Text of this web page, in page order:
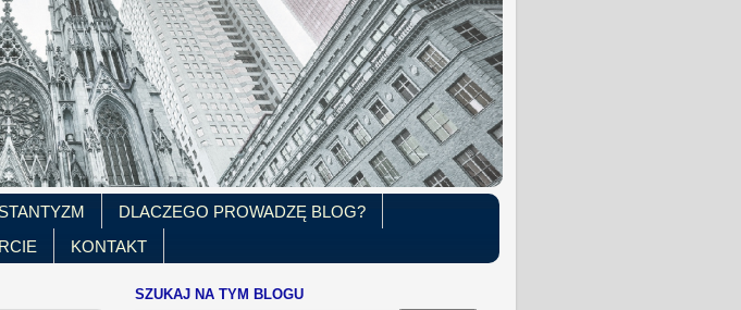
DLACZEGO PROWADZĘ BLOG?
KONTAKT
SZUKAJ NA TYM BLOGU